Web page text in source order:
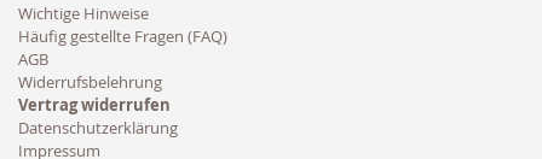
Wichtige Hinweise
Häufig gestellte Fragen (FAQ)
AGB
Widerrufsbelehrung
Vertrag widerrufen
Datenschutzerklärung
Impressum